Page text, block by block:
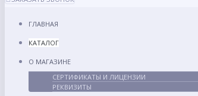
ГЛАВНАЯ
КАТАЛОГ
О МАГАЗИНЕ
СЕРТИФИКАТЫ И ЛИЦЕНЗИИ
РЕКВИЗИТЫ